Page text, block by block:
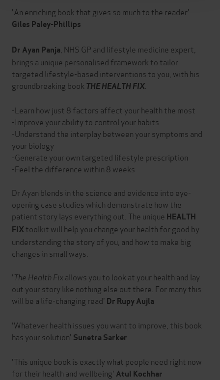
'An enriching book that gives so much to the reader'
Giles Paley-Phillips
Dr Ayan Panja , NHS GP and lifestyle medicine expert,
brings a unique personalised framework to tailor
targeted lifestyle-based interventions to you, with his
groundbreaking book THEHEALTH FIX
-Learn how just 8 factors affect your health the most
-Improve your ability to control your habits
-Understand the interplay between your symptoms and
your biology
-Generate your own targeted lifestyle prescription
-Feel the difference within 8 weeks
Dr Ayan blends in the science and evidence into eye-
opening case studies which demonstrate how the
patient story lays everything out. The unique HEALTH
FIXtoolkit will help you change your health for good by
understanding the story of you, and how to make big
changes in small ways.
'The Health Fixallows you to look at your health and lay
out your story like nothing else out there. For many this
will be a life-changing read' Dr Rupy Aujla
'Whatever health issues you want to improve, this book
has your solution' Sunetra Sarker
'This unique book is exactly what people need right now
for their health and wellbeing' Atul Kochhar